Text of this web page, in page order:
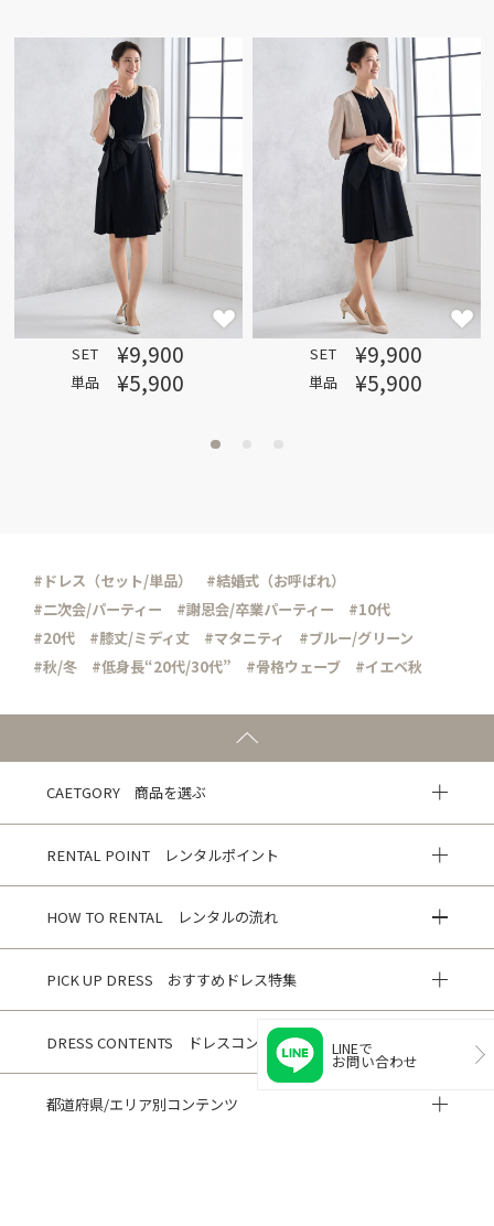
SET ¥9,900
単品 ¥5,900
SET ¥9,900
単品 ¥5,900
#ドレス（セット/単品）
#結婚式（お呼ばれ）
#二次会/パーティー
#謝恩会/卒業パーティー
#10代
#20代
#膝丈/ミディ丈 #マタニティ
#ブルー/グリーン
#秋/冬
#低身長“20代/30代” #骨格ウェーブ #イエベ秋
CAETGORY 商品を選ぶ
RENTAL POINT レンタルポイント
HOW TO RENTAL レンタルの流れ
PICK UP DRESS おすすめドレス特集
DRESS CONTENTS ドレスコンテンツ
都道府県/エリア別コンテンツ
LINEで
お問い合わせ